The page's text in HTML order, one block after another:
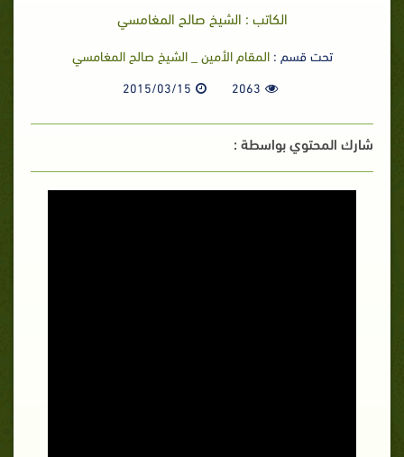
الكاتب : الشيخ صالح المغامسي
تحت قسم :المقام الأمين _ الشيخ صالح المغامسي
2063
2015/03/15
شارك المحتوي بواسطة :